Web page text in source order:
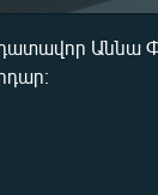
Աննա